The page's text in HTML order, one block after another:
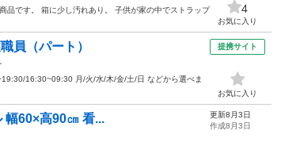
です。 箱に少し汚れあり。 子供が家の中でストラップ
4
お気に入り
員（パート）
16:30~09:30 月/火/水/木/金/土/日 などから選べま
提携サイト
お気に入り
幅60×高90㎝ 看...
更新8月3日
作成8月3日